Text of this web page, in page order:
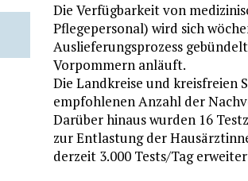
Die Verfügbarkeit von
Pflegepersonal) wird sich
Auslieferungsprozess
Vorpommern anläuft.
Die Landkreise und kreisfreien
empfohlenen Anzahl der
Darüber hinaus wurden 16
zur Entlastung der
derzeit 3.000 Tests/Tag